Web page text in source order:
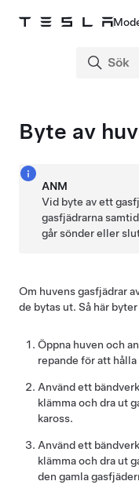
Byte av
ANM
Vid byte av ett
gasfjädrarna
går sönder eller
Om huvens gasfjädrar
de bytas ut. Så här
Öppna huven och
repande för att
Använd ett
klämma och dra ut
kaross.
Använd ett
klämma och dra ut
den gamla